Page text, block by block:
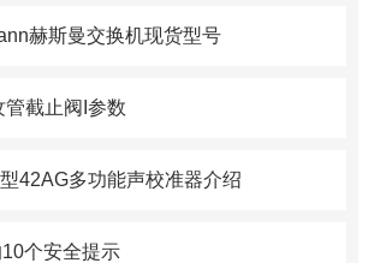
赫斯曼交换机现货型号
管截止阀I参数
42AG多功能声校准器介绍
个安全提示